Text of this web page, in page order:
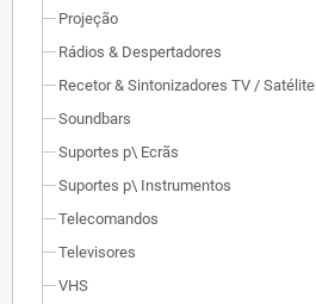
Projeção
Rádios & Despertadores
Recetor & Sintonizadores TV / Satélite
Soundbars
Suportes p\ Ecrãs
Suportes p\ Instrumentos
Telecomandos
Televisores
VHS